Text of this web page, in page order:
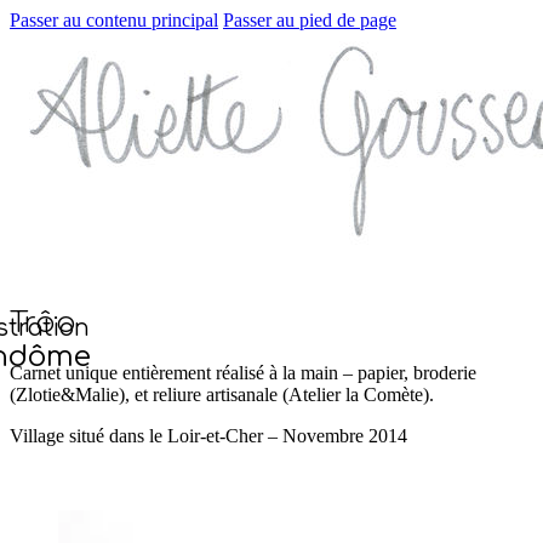
Passer au contenu principal Passer au pied de page
Trôo
Carnet unique entièrement réalisé à la main – papier, broderie
(Zlotie&Malie), et reliure artisanale (Atelier la Comète).
Village situé dans le Loir-et-Cher – Novembre 2014